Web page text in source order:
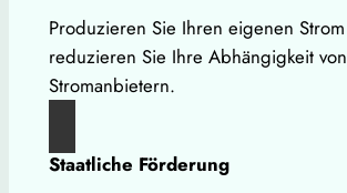
Produzieren Sie Ihren eigenen
reduzieren Sie Ihre Abhängigkeit
Stromanbietern.
Staatliche Förderung